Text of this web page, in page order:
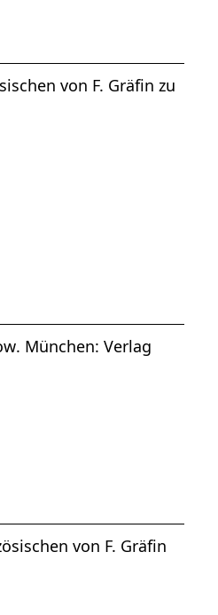
von F. Gräfin zu
München: Verlag
von F. Gräfin